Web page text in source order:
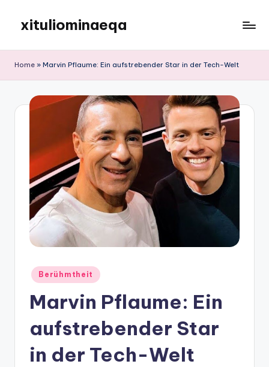
content
xituliominaeqa
Home » Marvin Pflaume: Ein aufstrebender Star in der Tech-Welt
Posted
in
Berühmtheit
Marvin Pflaume: Ein
aufstrebender Star
in der Tech-Welt